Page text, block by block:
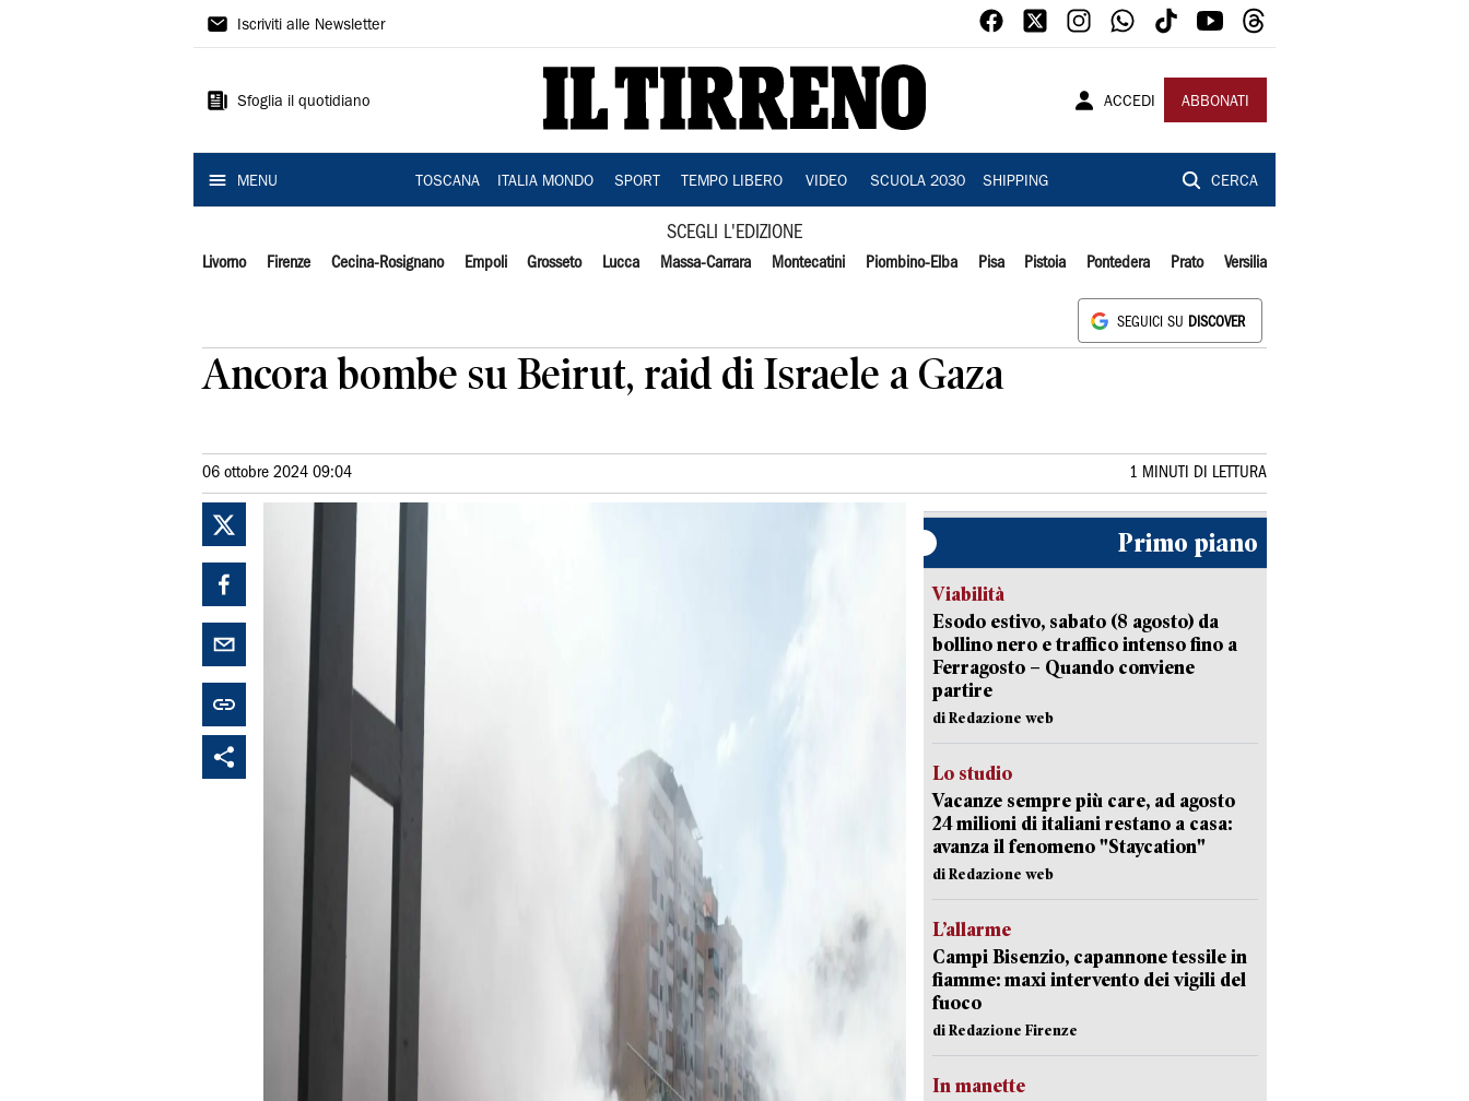
Il
Iscriviti alle Newsletter
Sfoglia il quotidiano ACCEDI ABBONATI
MENU TOSCANA ITALIA MONDO SPORT TEMPO LIBERO VIDEO SCUOLA 2030 SHIPPING CERCA
SCEGLI L'EDIZIONE
Livorno Firenze Cecina-Rosignano Empoli Grosseto Lucca Massa-Carrara Montecatini Piombino-Elba Pisa Pistoia Pontedera Prato Versilia
SEGUICI SU DISCOVER
Ancora bombe su Beirut, raid di Israele a Gaza
06 ottobre 2024 09:04 1 MINUTI DI LETTURA
Primo piano
Viabilità
Esodo estivo, sabato (8 agosto) da
bollino nero e traffico intenso fino a
Ferragosto – Quando conviene
partire
di Redazione web
Lo studio
Vacanze sempre più care, ad agosto
24 milioni di italiani restano a casa:
avanza il fenomeno "Staycation"
di Redazione web
L’allarme
Campi Bisenzio, capannone tessile in
fiamme: maxi intervento dei vigili del
fuoco
di Redazione Firenze
In manette